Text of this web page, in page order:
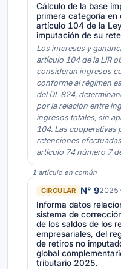
Cálculo de la base
primera categoría
artículo 104 de la
imputación de su
Los intereses y
artículo 104 de la LIR
consideran ingresos
conforme al régimen
del DL 824,
por la relación entre
ingresos totales, sin
104. Las cooperativas
retenciones
artículo 74 número 7
1 artículo en común
CIRCULAR N° 9
Informa datos
sistema de
de los saldos de los
empresariales, del
de retiros no
global
tributario 2025.